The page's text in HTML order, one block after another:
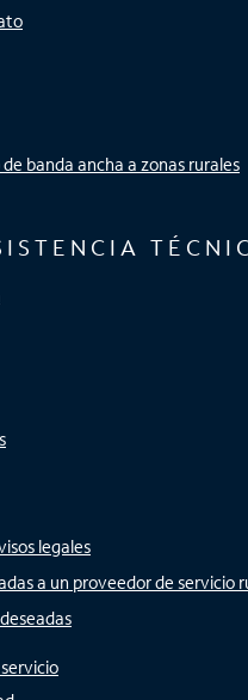
banda ancha a zonas rurales
legales
a un proveedor de servicio